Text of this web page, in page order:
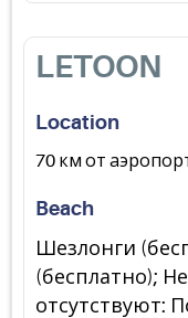
LETOON
Location
70 км от
Beach
Шезлонги
(бесплатно);
отсутствуют: